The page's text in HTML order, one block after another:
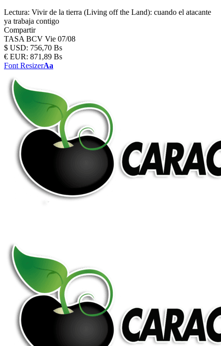
Lectura: Vivir de la tierra (Living off the Land): cuando el atacante
ya trabaja contigo
Compartir
TASA BCV Vie 07/08
$ USD: 756,70 Bs
€ EUR: 871,89 Bs
Font ResizerAa